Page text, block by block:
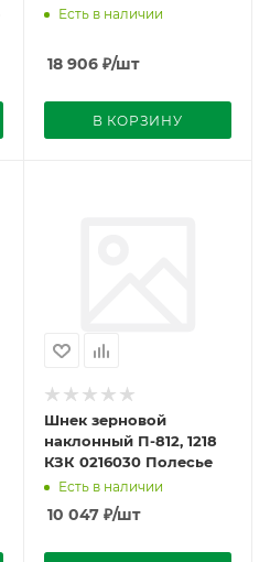
Есть в наличии
18 906₽/шт
В КОРЗИНУ
Шнек зерновой
наклонный П-812, 1218
КЗК 0216030 Полесье
Есть в наличии
10 047₽/шт